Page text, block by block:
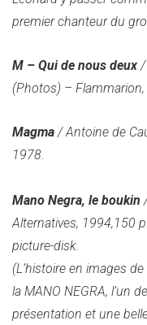
premier chanteur du
M – Qui de nous deux /
(Photos) –
Magma / Antoine de
1978.
Mano Negra, le boukin
Alternatives, 1994,150
picture-disk.
(L’histoire en images
la MANO NEGRA, l’un
présentation et une